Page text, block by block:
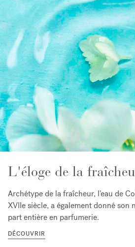
L'éloge de la
Archétype de la fraîcheur, l’eau de
XVIIe siècle, a également donné son
part entière en parfumerie.
DÉCOUVRIR